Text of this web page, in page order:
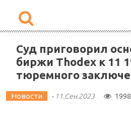
Суд приговорил
биржи Thodex к 11
тюремного
Новости - 11.Сен.2023 1998